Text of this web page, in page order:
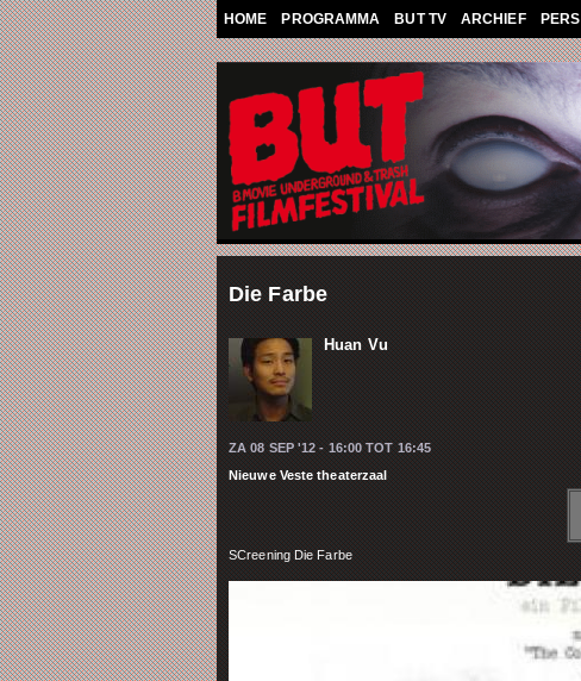
Overslaan en naar de algemene inhoud gaan
HOME PROGRAMMA BUT TV ARCHIEF PERS
Die Farbe
Huan Vu
ZA 08 SEP '12 - 16:00 TOT 16:45
Nieuwe Veste theaterzaal
SCreening Die Farbe